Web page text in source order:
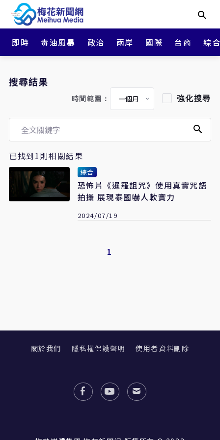
即時 毒油風暴 政治 兩岸 國際 台商 綜
搜尋結果
時間範圍： 強化搜尋
已找到1則相關結果
綜合
恐怖片《暹羅詛咒》使用真實咒語
拍攝 展現泰國嚇人軟實力
2024/07/19
1
關於我們 隱私權保護聲明 使用者資料刪除